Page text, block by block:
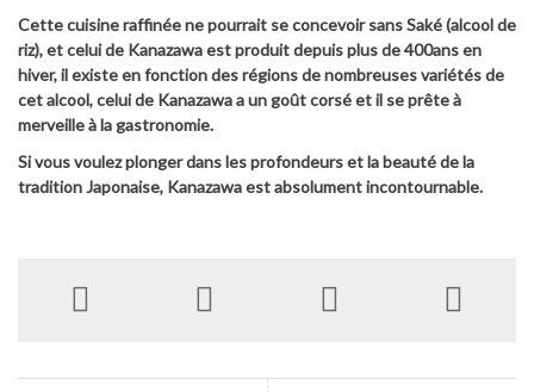
Cette cuisine raffinée ne pourrait se concevoir sans Saké (alcool de
riz), et celui de Kanazawa est produit depuis plus de 400ans en
hiver, il existe en fonction des régions de nombreuses variétés de
cet alcool, celui de Kanazawa a un goût corsé et il se prête à
merveille à la gastronomie.
Si vous voulez plonger dans les profondeurs et la beauté de la
tradition Japonaise, Kanazawa est absolument incontournable.